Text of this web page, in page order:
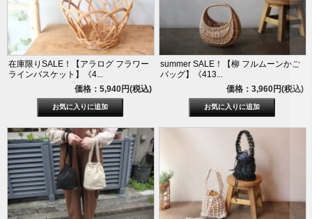
在庫限りSALE！【アラログ フラワー
ラインバスケット】《4...
価格：5,940円(税込)
summer SALE！【柳 フルムーンかご
バッグ】《413...
価格：3,960円(税込)